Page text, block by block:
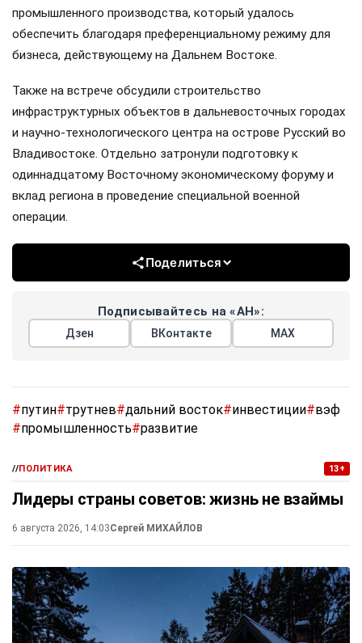
промышленного производства, который удалось
обеспечить благодаря преференциальному режиму для
бизнеса, действующему на Дальнем Востоке.
Также на встрече обсудили строительство
инфраструктурных объектов в дальневосточных городах
и научно-технологического центра на острове Русский во
Владивостоке. Отдельно затронули подготовку к
одиннадцатому Восточному экономическому форуму и
вклад региона в проведение специальной военной
операции.
Поделиться
Подписывайтесь на «АН»:
Дзен ВКонтакте МАХ
#путин#трутнев#дальний восток#инвестиции#вэф
#промышленность#развитие
//ПОЛИТИКА 13+
Лидеры страны советов: жизнь не взаймы
6 августа 2026, 14:03Сергей МИХАЙЛОВ